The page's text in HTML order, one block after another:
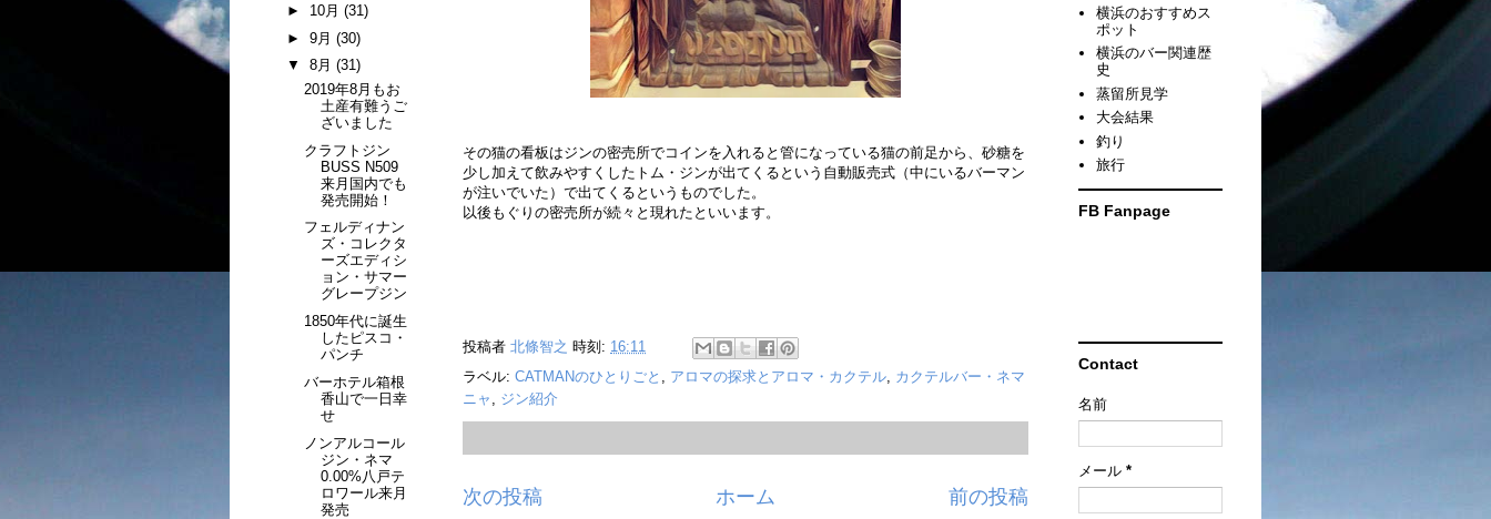
その猫の看板はジンの密売所でコインを入れると管になっている猫の前足から、砂糖を
少し加えて飲みやすくしたトム・ジンが出てくるという自動販売式（中にいるバーマン
が注いでいた）で出てくるというものでした。
以後もぐりの密売所が続々と現れたといいます。
投稿者 北條智之 時刻: 16:11
ラベル: CATMANのひとりごと , アロマの探求とアロマ・カクテル, カクテルバー・ネマ
ニャ , ジン紹介
次の投稿 前の投稿
ホーム
► 10月 (31)
► 9月 (30)
▼ 8月 (31)
2019年8月もお
土産有難うご
ざいました
クラフトジン
BUSS N509
来月国内でも
発売開始！
フェルディナン
ズ・コレクタ
ーズエディシ
ョン・サマー
グレープジン
1850年代に誕生
したピスコ・
パンチ
バーホテル箱根
香山で一日幸
せ
ノンアルコール
ジン・ネマ
0.00%八戸テ
ロワール来月
発売
横浜のおすすめス
ポット
横浜のバー関連歴
史
蒸留所見学
大会結果
釣り
旅行
FB Fanpage
Contact
名前
メール *